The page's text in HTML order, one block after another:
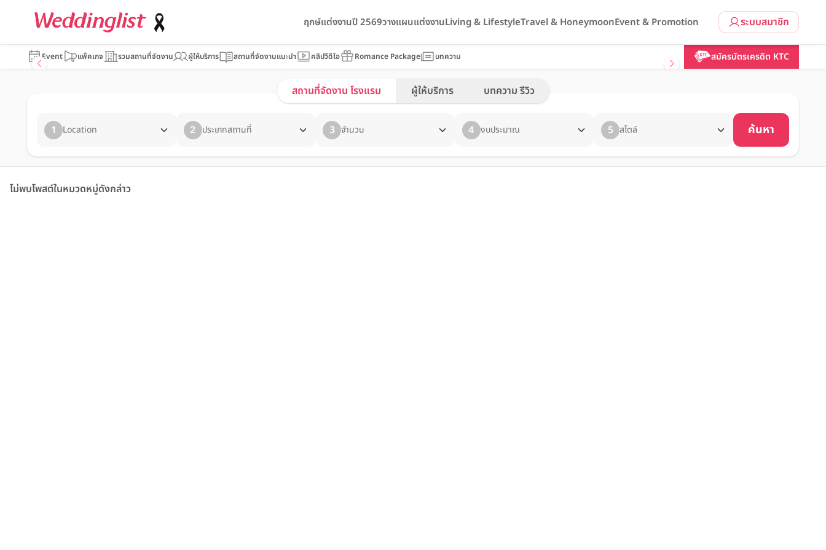
ระบบสมาชิก
ฤกษ์แต่งงานปี 2569วางแผนแต่งงานLiving & LifestyleTravel & HoneymoonEvent & Promotion
Event แพ็คเกจ รวมสถานที่จัดงาน ผู้ให้บริการ สถานที่จัดงานแนะนำ คลิปวีดีโอ Romance Package บทความ สมัครบัตรเครดิต KTC
สถานที่จัดงาน โรงแรม ผู้ให้บริการ บทความ รีวิว
1 Location 2 ประเภทสถานที่ 3 จำนวน 4 งบประมาณ 5 สไตล์ ค้นหา
ไม่พบโพสต์ในหมวดหมู่ดังกล่าว